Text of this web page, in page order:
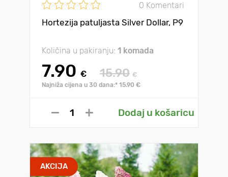
0 Komentari
Hortezija patuljasta Silver Dollar, P9
Količina u pakiranju: 1 komada
7.90 € 15.90 €
Najniža cijena u 30 dana:* 15.90 €
Dodaj u košaricu
AKCIJA